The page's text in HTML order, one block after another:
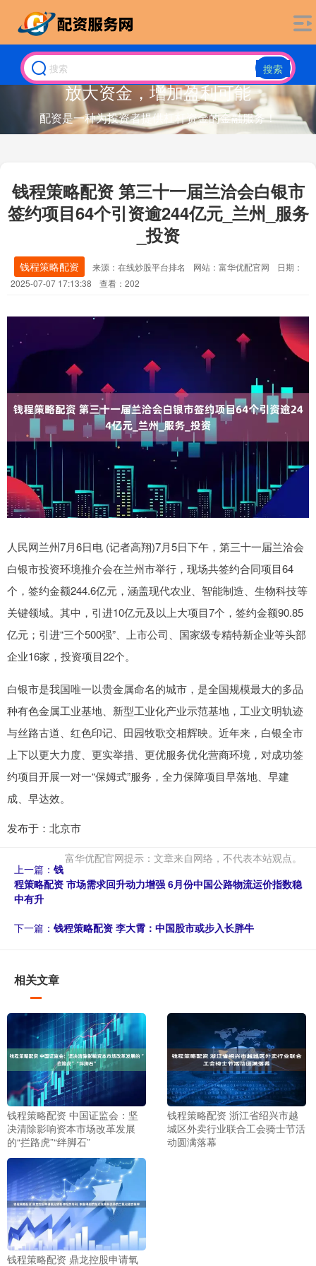
搜索
放大资金，增加盈利可能
配资是一种为投资者提供杠杆资金的金融服务！
钱程策略配资 第三十一届兰洽会白银市
签约项目64个引资逾244亿元_兰州_服务
_投资
钱程策略配资 来源：在线炒股平台排名 网站：富华优配官网
日期：
2025-07-07 17:13:38
查看：202
人民网兰州7月6日电 (记者高翔)7月5日下午，第三十一届兰洽会
白银市投资环境推介会在兰州市举行，现场共签约合同项目64
个，签约金额244.6亿元，涵盖现代农业、智能制造、生物科技等
关键领域。其中，引进10亿元及以上大项目7个，签约金额90.85
亿元；引进“三个500强”、上市公司、国家级专精特新企业等头部
企业16家，投资项目22个。
白银市是我国唯一以贵金属命名的城市，是全国规模最大的多品
种有色金属工业基地、新型工业化产业示范基地，工业文明轨迹
与丝路古道、红色印记、田园牧歌交相辉映。近年来，白银全市
上下以更大力度、更实举措、更优服务优化营商环境，对成功签
约项目开展一对一“保姆式”服务，全力保障项目早落地、早建
成、早达效。
发布于：北京市
富华优配官网提示：文章来自网络，不代表本站观点。
上一篇： 钱
程策略配资 市场需求回升动力增强 6月份中国公路物流运价指数稳
中有升
下一篇： 钱程策略配资 李大霄：中国股市或步入长胖牛
相关文章
钱程策略配资 中国证监会：坚
决清除影响资本市场改革发展
的“拦路虎”“绊脚石”
钱程策略配资 浙江省绍兴市越
城区外卖行业联合工会骑士节活
动圆满落幕
钱程策略配资 鼎龙控股申请氧